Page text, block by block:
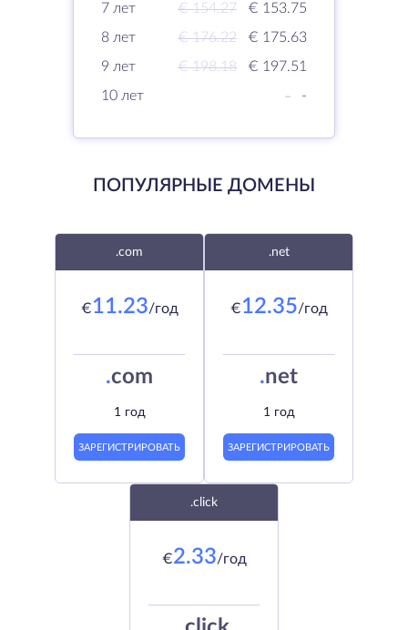
7 лет
€ 154.27
€ 153.75
8 лет
€ 176.22
€ 175.63
9 лет
€ 198.18
€ 197.51
10 лет
- -
ПОПУЛЯРНЫЕ ДОМЕНЫ
.com
€11.23/год
.com
1 год
ЗАРЕГИСТРИРОВАТЬ
.net
€12.35/год
.net
1 год
ЗАРЕГИСТРИРОВАТЬ
.click
€2.33/год